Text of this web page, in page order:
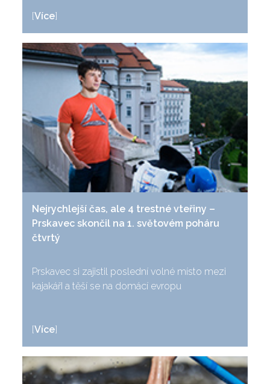
[Více]
Nejrychlejší čas, ale 4 trestné vteřiny –
Prskavec skončil na 1. světovém poháru
čtvrtý
Prskavec si zajistil poslední volné místo mezi
kajakářI a těší se na domácí evropu
[Více]